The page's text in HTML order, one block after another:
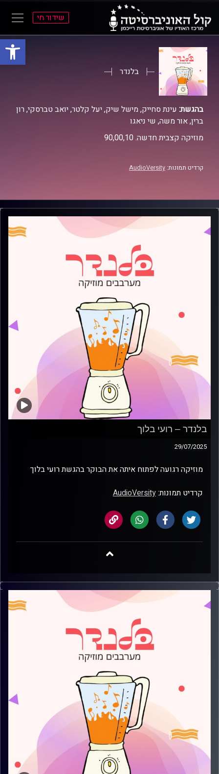
פתח
התפריט
התוכן
שידור חי
בלנדר
בהגשת: עינת סחייק, מישל שיק, יעל קלטר, יואב טברסקי, רון
ברין, אור משה, שי ניאגו
מוזיקה קצבית חדשה. 90,00,10
קרדיט תמונות: AudioVersity
בלנדר – רועי בלוך
29/07/2025
מוזיקה רגועה לפתוח איתה את הבוקר בהגשת רועי בלוך
קרדיט תמונות:AudioVersity